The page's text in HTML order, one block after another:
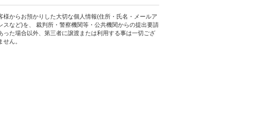
様からお預かりした大切な個人情報(住所・氏名・メールア
スなど)を、 裁判所・警察機関等・公共機関からの提出要請
った場合以外、第三者に譲渡または利用する事は一切ござ
せん。